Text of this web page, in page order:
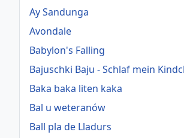
Ay Sandunga
Avondale
Babylon's Falling
Bajuschki Baju - Schlaf mein
Baka baka liten kaka
Bal u weteranów
Ball pla de Lladurs